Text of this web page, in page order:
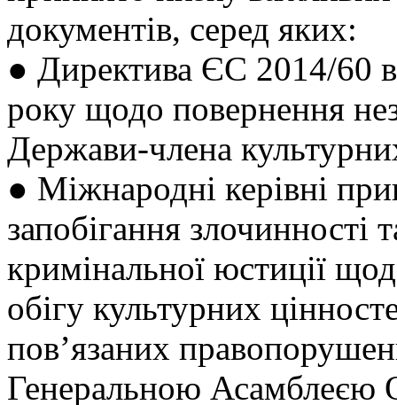
документів, серед яких:
● Директива ЄС 2014/60
року щодо повернення
Держави-члена
● Міжнародні керівні
запобігання злочинності
кримінальної юстиції
обігу культурних
пов’язаних
Генеральною Асамблеєю